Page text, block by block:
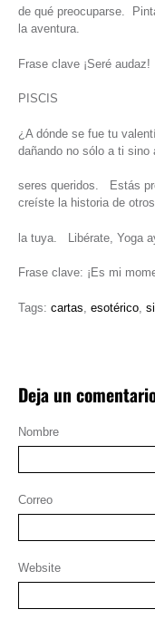
de qué preocuparse.
la aventura.
Frase clave ¡Seré audaz!
PISCIS
¿A dónde se fue tu
dañando no sólo a ti sino
seres queridos. Estás
creíste la historia de
la tuya. Libérate, Yoga
Frase clave: ¡Es mi
Tags: cartas esotérico
Deja un
Nombre
Correo
Website